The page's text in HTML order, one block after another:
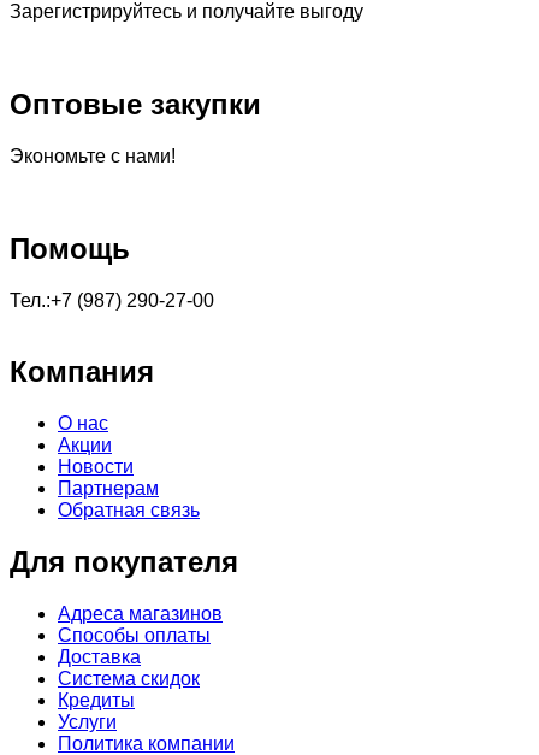
Зарегистрируйтесь и получайте выгоду
Оптовые закупки
Экономьте с нами!
Помощь
Тел.:+7 (987) 290-27-00
Компания
О нас
Акции
Новости
Партнерам
Обратная связь
Для покупателя
Адреса магазинов
Способы оплаты
Доставка
Система скидок
Кредиты
Услуги
Политика компании